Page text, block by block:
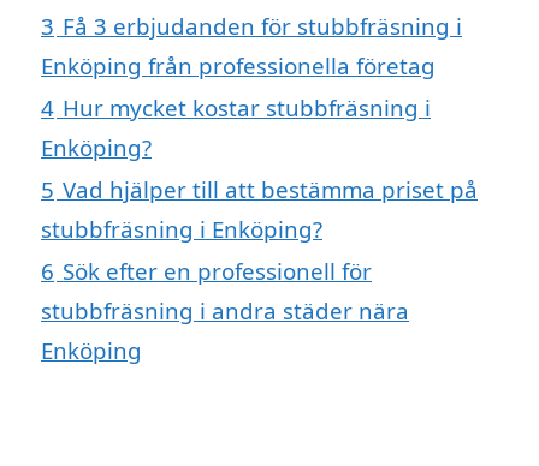
3 Få 3 erbjudanden för stubbfräsning i
Enköping från professionella företag
4 Hur mycket kostar stubbfräsning i
Enköping?
5 Vad hjälper till att bestämma priset på
stubbfräsning i Enköping?
6 Sök efter en professionell för
stubbfräsning i andra städer nära
Enköping